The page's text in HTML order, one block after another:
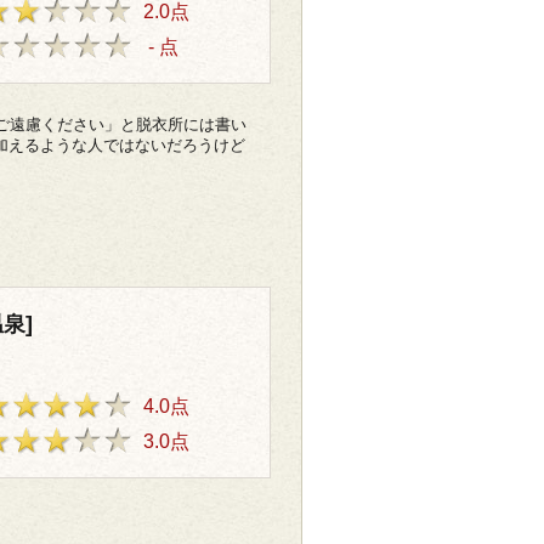
2.0点
- 点
遠慮ください」と脱衣所には書い
るような人ではないだろうけど
]
4.0点
3.0点